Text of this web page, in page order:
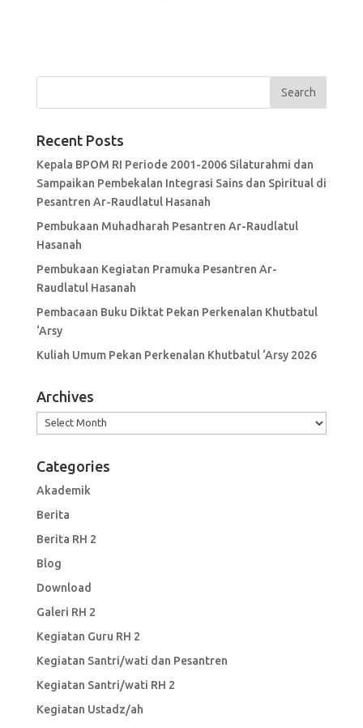
Recent Posts
Kepala BPOM RI Periode 2001-2006 Silaturahmi dan
Sampaikan Pembekalan Integrasi Sains dan Spiritual di
Pesantren Ar-Raudlatul Hasanah
Pembukaan Muhadharah Pesantren Ar-Raudlatul
Hasanah
Pembukaan Kegiatan Pramuka Pesantren Ar-
Raudlatul Hasanah
Pembacaan Buku Diktat Pekan Perkenalan Khutbatul
‘Arsy
Kuliah Umum Pekan Perkenalan Khutbatul ‘Arsy 2026
Archives
Archives
Categories
Akademik
Berita
Berita RH 2
Blog
Download
Galeri RH 2
Kegiatan Guru RH 2
Kegiatan Santri/wati dan Pesantren
Kegiatan Santri/wati RH 2
Kegiatan Ustadz/ah